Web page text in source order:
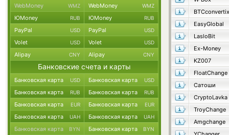
BTCconvertix
EasyGlobal
LasloBit
Ex-Money
KZ007
FloatChange
Сатоши
CryptoLavka
TroyChange
Amgchange
WebMoney WMZ WebMoney WMZ
ЮMoney RUB ЮMoney RUB
PayPal USD PayPal USD
Volet USD Volet USD
Alipay CNY Alipay CNY
Банковские счета и карты
Банковская карта USD Банковская карта USD
Банковская карта RUB Банковская карта RUB
Банковская карта EUR Банковская карта EUR
Банковская карта UAH Банковская карта UAH
Банковская карта BYN Банковская карта BYN